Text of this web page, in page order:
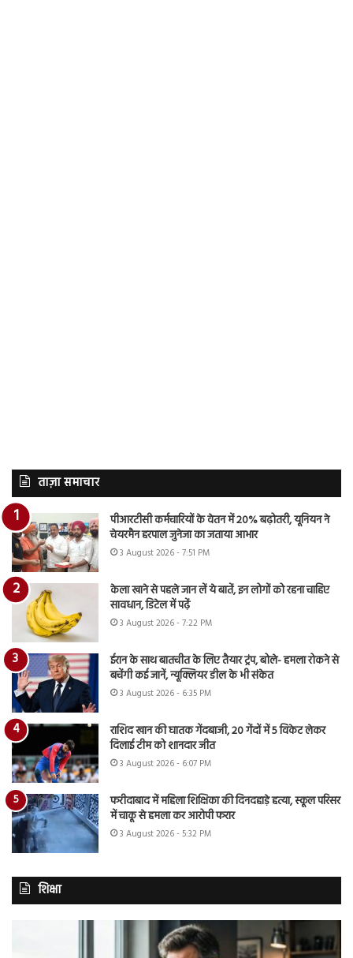
ताज़ा समाचार
पीआरटीसी कर्मचारियों के वेतन में 20% बढ़ोतरी, यूनियन ने
चेयरमैन हरपाल जुनेजा का जताया आभार
3 August 2026 - 7:51 PM
केला खाने से पहले जान लें ये बातें, इन लोगों को रहना चाहिए
सावधान, डिटेल में पढ़ें
3 August 2026 - 7:22 PM
ईरान के साथ बातचीत के लिए तैयार ट्रंप, बोले- हमला रोकने से
बचेंगी कई जानें, न्यूक्लियर डील के भी संकेत
3 August 2026 - 6:35 PM
राशिद खान की घातक गेंदबाजी, 20 गेंदों में 5 विकेट लेकर
दिलाई टीम को शानदार जीत
3 August 2026 - 6:07 PM
फरीदाबाद में महिला शिक्षिका की दिनदहाड़े हत्या, स्कूल परिसर
में चाकू से हमला कर आरोपी फरार
3 August 2026 - 5:32 PM
शिक्षा